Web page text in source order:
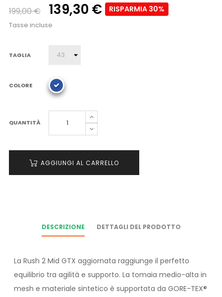
199,00 € 139,30 € RISPARMIA 30%
Tasse incluse
TAGLIA
COLORE
QUANTITÀ
AGGIUNGI AL CARRELLO
DESCRIZIONE DETTAGLI DEL PRODOTTO
La Rush 2 Mid GTX aggiornata raggiunge il perfetto
equilibrio tra agilità e supporto. La tomaia medio-alta in
mesh e materiale sintetico è supportata da GORE-TEX®